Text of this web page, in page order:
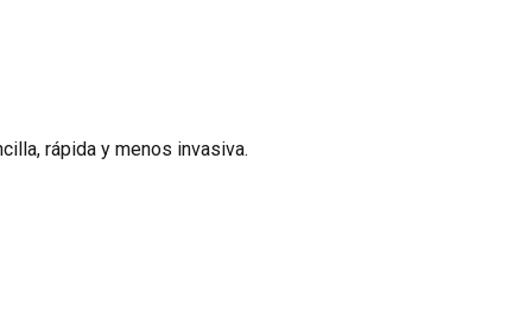
rápida y menos invasiva.